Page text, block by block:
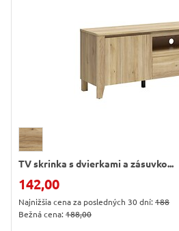
TV skrinka s dvierkami a zásuvko...
142,00
Najnižšia cena za posledných 30 dní: 188
Bežná cena: 188,00